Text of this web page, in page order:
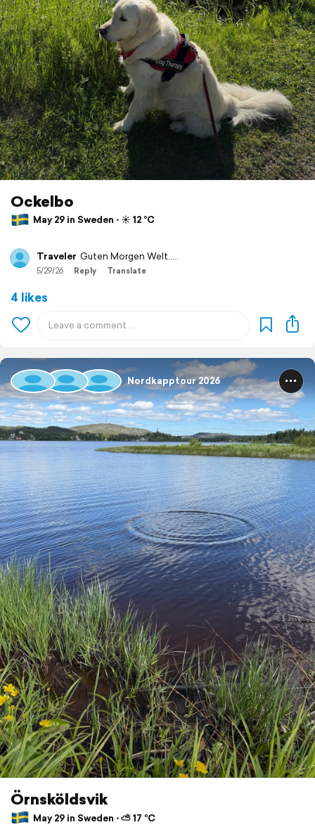
Ockelbo
May 29 in Sweden ⋅ ☀️ 12 °C
Traveler Guten Morgen Welt…..
5/29/26 Reply Translate
4 likes
Nordkapptour 2026
Örnsköldsvik
May 29 in Sweden ⋅ ⛅ 17 °C